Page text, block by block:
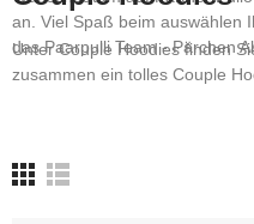
an. Viel Spaß beim auswählen
das Paarpulli Team - Pärchen
Unter Couple Hoodies finden
zusammen ein tolles Couple